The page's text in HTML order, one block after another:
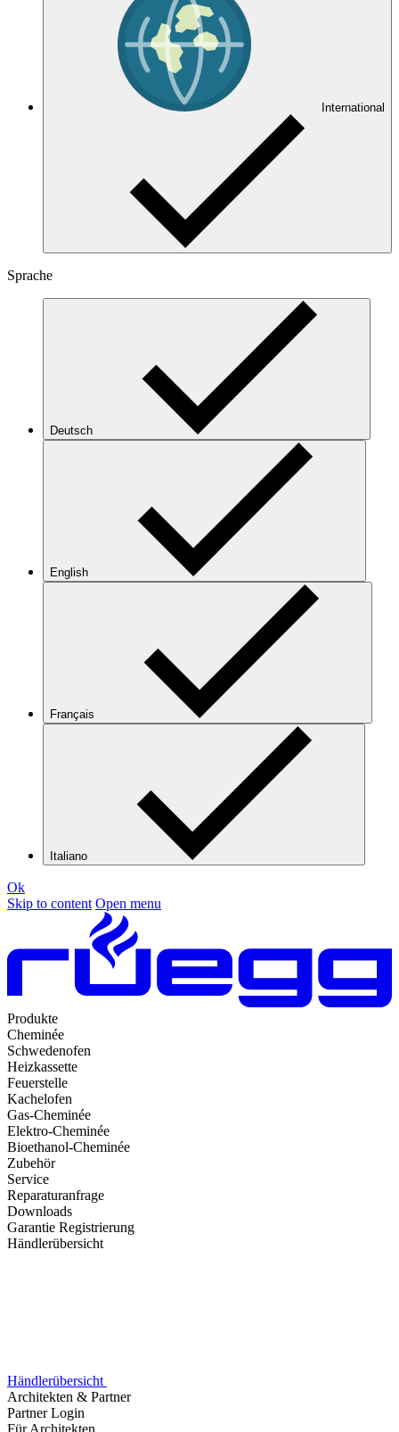
International
Sprache
Deutsch
English
Français
Italiano
Ok
Skip to content Open menu
Produkte
Cheminée
Schwedenofen
Heizkassette
Feuerstelle
Kachelofen
Gas-Cheminée
Elektro-Cheminée
Bioethanol-Cheminée
Zubehör
Service
Reparaturanfrage
Downloads
Garantie Registrierung
Händlerübersicht
Händlerübersicht
Architekten & Partner
Partner Login
Für Architekten